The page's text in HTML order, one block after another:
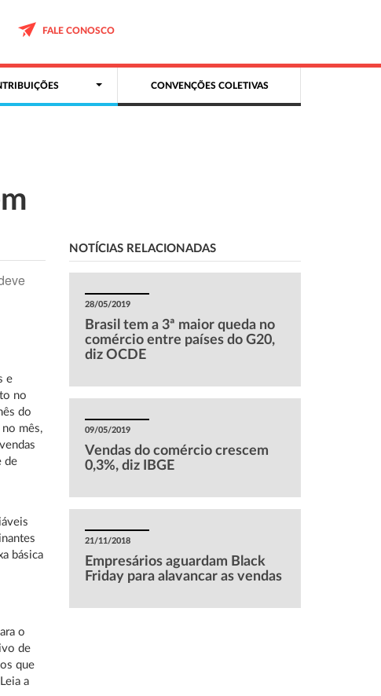
FALE CONOSCO
CONVENÇÕES COLETIVAS
e
no
do
mês,
de
básica
o
de
que
a
NOTÍCIAS RELACIONADAS
28/05/2019
Brasil tem a 3ª maior queda no
comércio entre países do G20,
diz OCDE
09/05/2019
Vendas do comércio crescem
0,3%, diz IBGE
21/11/2018
Empresários aguardam Black
Friday para alavancar as vendas